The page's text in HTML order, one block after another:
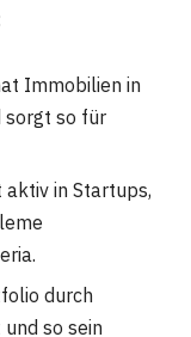
Immobilien in
sorgt so für
in Startups,
durch
so sein